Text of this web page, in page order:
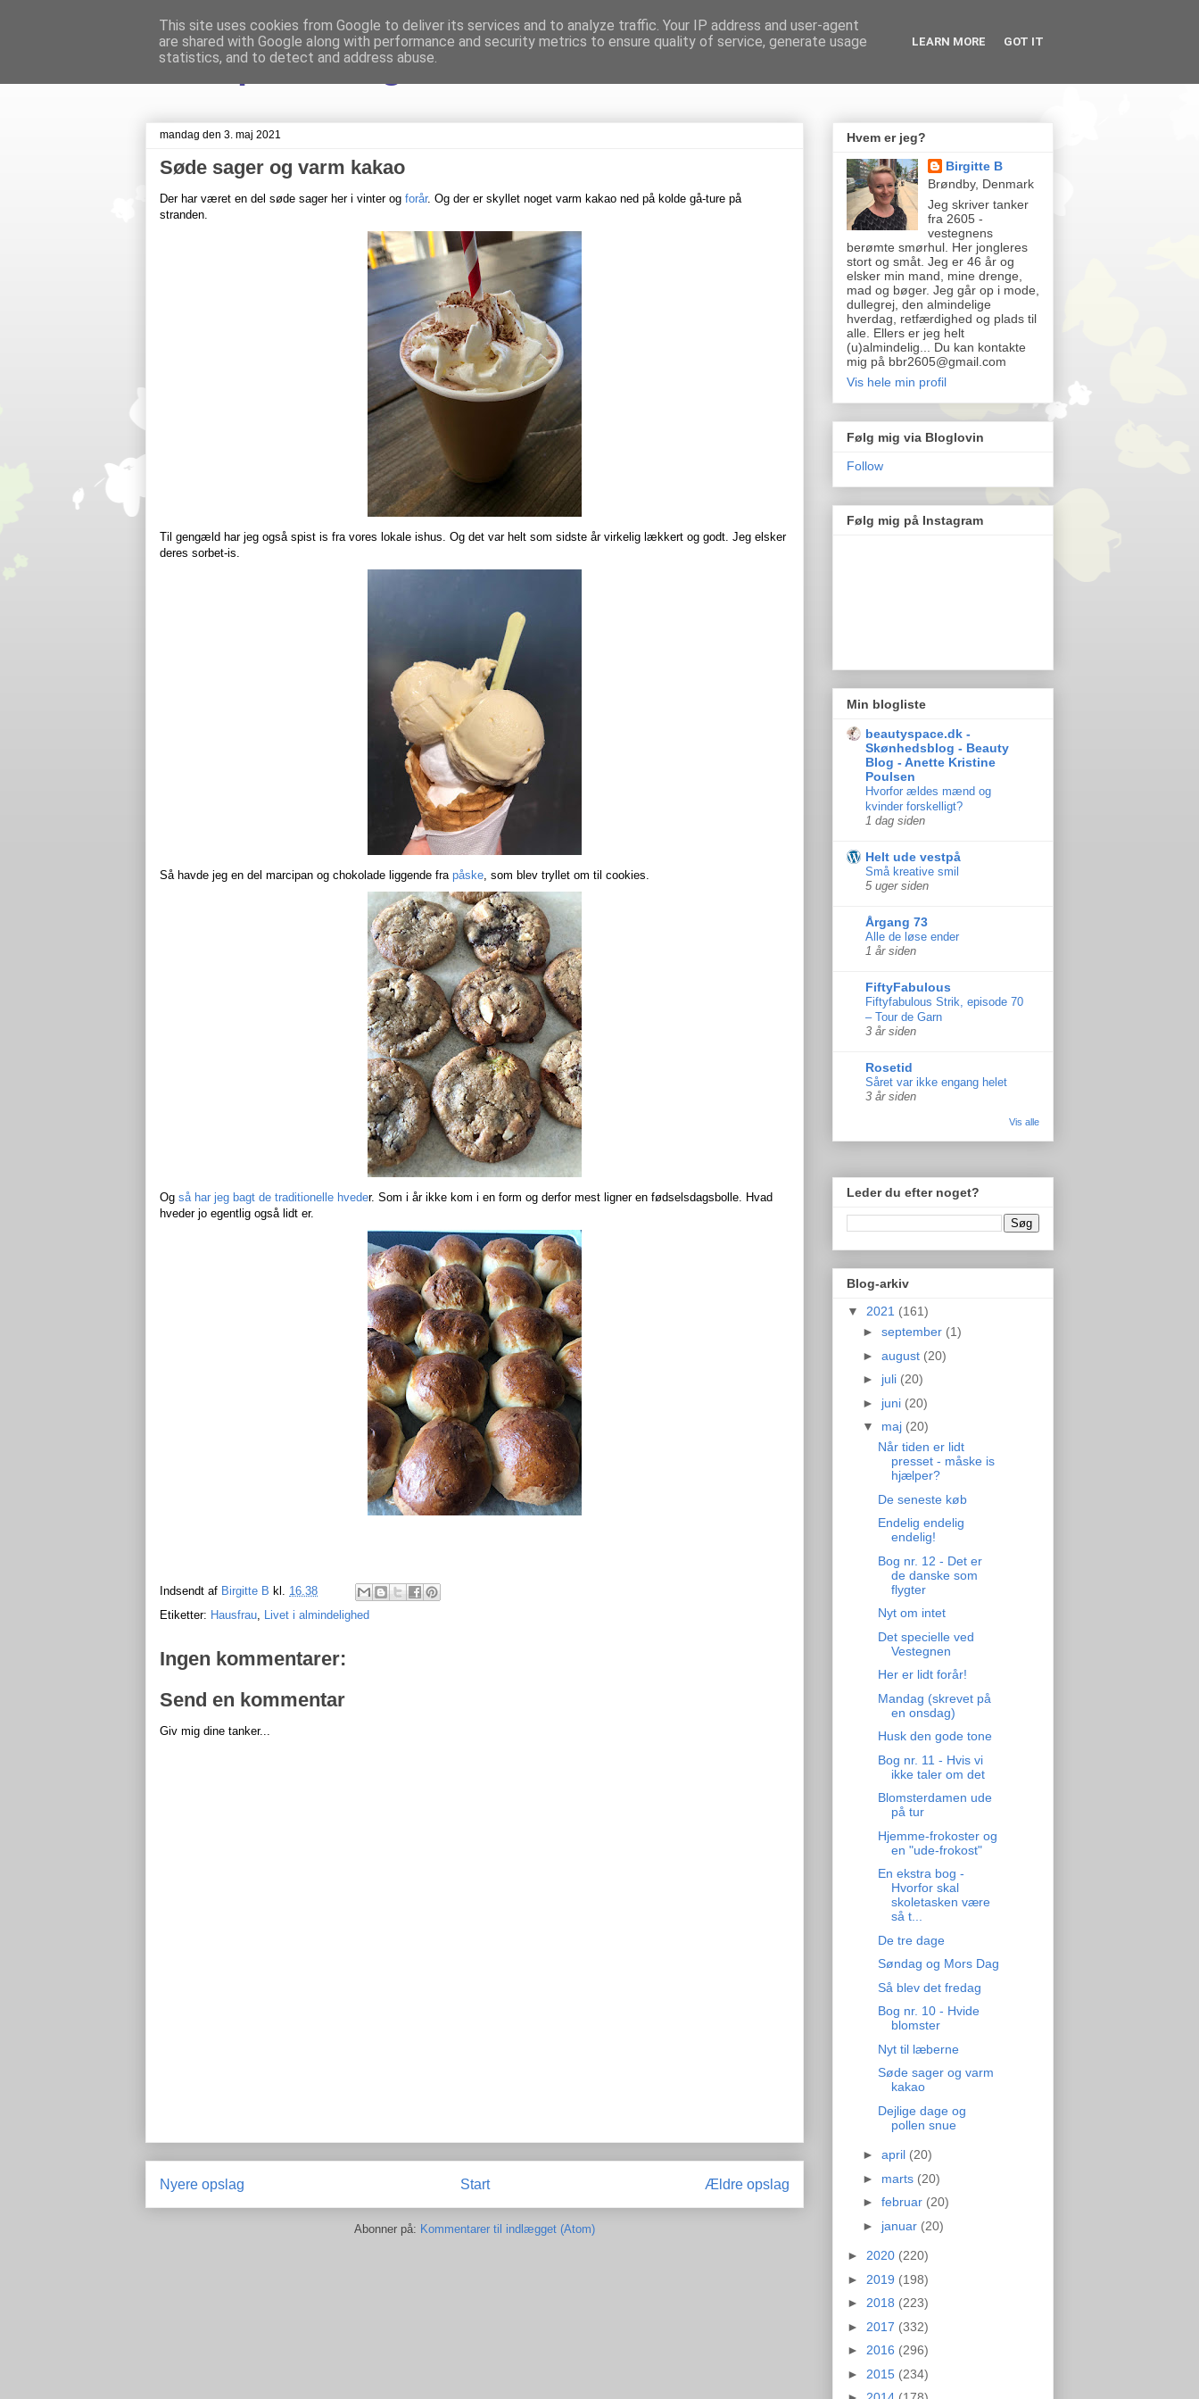
Livet på Vestegnen
mandag den 3. maj 2021
Søde sager og varm kakao
Der har været en del søde sager her i vinter og forår. Og der er skyllet noget varm kakao ned på kolde gå-ture på
stranden.
Til gengæld har jeg også spist is fra vores lokale ishus. Og det var helt som sidste år virkelig lækkert og godt. Jeg elsker
deres sorbet-is.
Så havde jeg en del marcipan og chokolade liggende fra påske, som blev tryllet om til cookies.
Og så har jeg bagt de traditionelle hveder. Som i år ikke kom i en form og derfor mest ligner en fødselsdagsbolle. Hvad
hveder jo egentlig også lidt er.
Indsendt af Birgitte B kl. 16.38
Etiketter: Hausfrau, Livet i almindelighed
Ingen kommentarer:
Send en kommentar
Giv mig dine tanker...
Nyere opslag Ældre opslag
Start
Abonner på: Kommentarer til indlægget (Atom)
Hvem er jeg?
Birgitte B
Brøndby, Denmark
Jeg skriver tanker
fra 2605 -
vestegnens
berømte smørhul. Her jongleres
stort og småt. Jeg er 46 år og
elsker min mand, mine drenge,
mad og bøger. Jeg går op i mode,
dullegrej, den almindelige
hverdag, retfærdighed og plads til
alle. Ellers er jeg helt
(u)almindelig... Du kan kontakte
mig på bbr2605@gmail.com
Vis hele min profil
Følg mig via Bloglovin
Follow
Følg mig på Instagram
Min blogliste
beautyspace.dk -
Skønhedsblog - Beauty
Blog - Anette Kristine
Poulsen
Hvorfor ældes mænd og
kvinder forskelligt?
1 dag siden
Helt ude vestpå
Små kreative smil
5 uger siden
Årgang 73
Alle de løse ender
1 år siden
FiftyFabulous
Fiftyfabulous Strik, episode 70
– Tour de Garn
3 år siden
Rosetid
Såret var ikke engang helet
3 år siden
Vis alle
Leder du efter noget?
Blog-arkiv
▼ 2021 (161)
► september (1)
► august (20)
► juli (20)
► juni (20)
▼ maj (20)
Når tiden er lidt
presset - måske is
hjælper?
De seneste køb
Endelig endelig
endelig!
Bog nr. 12 - Det er
de danske som
flygter
Nyt om intet
Det specielle ved
Vestegnen
Her er lidt forår!
Mandag (skrevet på
en onsdag)
Husk den gode tone
Bog nr. 11 - Hvis vi
ikke taler om det
Blomsterdamen ude
på tur
Hjemme-frokoster og
en "ude-frokost"
En ekstra bog -
Hvorfor skal
skoletasken være
så t...
De tre dage
Søndag og Mors Dag
Så blev det fredag
Bog nr. 10 - Hvide
blomster
Nyt til læberne
Søde sager og varm
kakao
Dejlige dage og
pollen snue
► april (20)
► marts (20)
► februar (20)
► januar (20)
► 2020 (220)
► 2019 (198)
► 2018 (223)
► 2017 (332)
► 2016 (296)
► 2015 (234)
This site uses cookies from Google to deliver its services and to analyze traffic. Your IP address and user-agent
are shared with Google along with performance and security metrics to ensure quality of service, generate usage
statistics, and to detect and address abuse.
LEARN MORE GOT IT